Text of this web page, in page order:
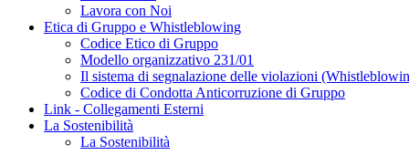
Lavora con Noi
Etica di Gruppo e Whistleblowing
Codice Etico di Gruppo
Modello organizzativo 231/01
Il sistema di segnalazione delle violazioni
Codice di Condotta Anticorruzione di Gruppo
Link - Collegamenti Esterni
La Sostenibilità
La Sostenibilità